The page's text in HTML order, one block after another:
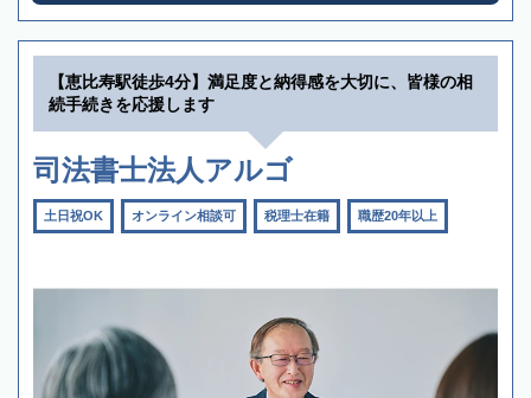
【恵比寿駅徒歩4分】満足度と納得感を大切に、皆様の相
続手続きを応援します
司法書士法人アルゴ
土日祝OK オンライン相談可 税理士在籍 職歴20年以上